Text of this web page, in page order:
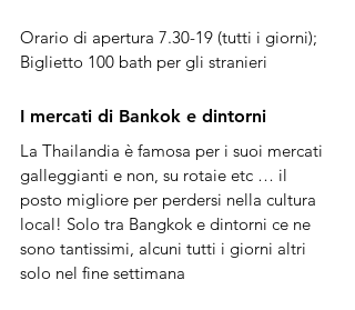
Orario di apertura 7.30-19 (tutti i giorni);
Biglietto 100 bath per gli stranieri
I mercati di Bankok e dintorni
La Thailandia è famosa per i suoi mercati
galleggianti e non, su rotaie etc … il
posto migliore per perdersi nella cultura
local! Solo tra Bangkok e dintorni ce ne
sono tantissimi, alcuni tutti i giorni altri
solo nel fine settimana